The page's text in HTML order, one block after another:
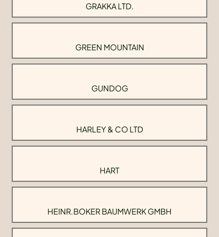
GRAKKA LTD.
GREEN MOUNTAIN
GUNDOG
HARLEY & CO LTD
HART
HEINR.BOKER BAUMWERK GMBH